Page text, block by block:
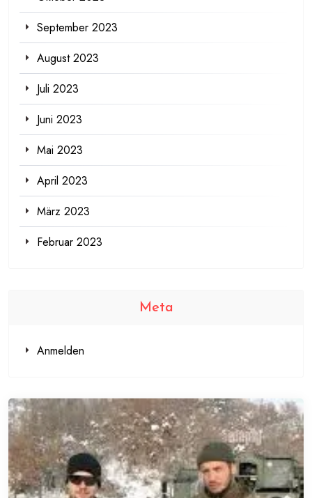
September 2023
August 2023
Juli 2023
Juni 2023
Mai 2023
April 2023
März 2023
Februar 2023
Meta
Anmelden